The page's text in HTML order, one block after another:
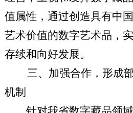
值属性，通过创造具有中
艺术价值的数字艺术品，
存续和向好发展。
三、加强合作，形成部
机制